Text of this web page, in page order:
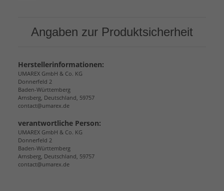
Angaben zur Produktsicherheit
Herstellerinformationen:
UMAREX GmbH & Co. KG
Donnerfeld 2
Baden-Württemberg
Arnsberg, Deutschland, 59757
contact@umarex.de
verantwortliche Person:
UMAREX GmbH & Co. KG
Donnerfeld 2
Baden-Württemberg
Arnsberg, Deutschland, 59757
contact@umarex.de